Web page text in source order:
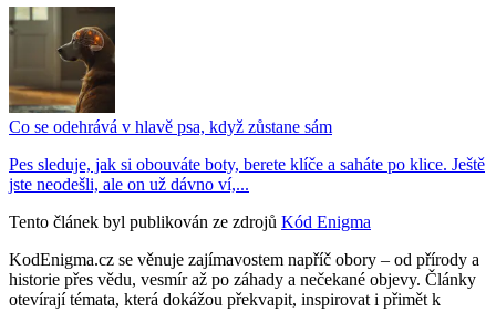
Co se odehrává v hlavě psa, když zůstane sám
Pes sleduje, jak si obouváte boty, berete klíče a saháte po klice. Ještě
jste neodešli, ale on už dávno ví,...
Tento článek byl publikován ze zdrojů Kód Enigma
KodEnigma.cz se věnuje zajímavostem napříč obory – od přírody a
historie přes vědu, vesmír až po záhady a nečekané objevy. Články
otevírají témata, která dokážou překvapit, inspirovat i přimět k